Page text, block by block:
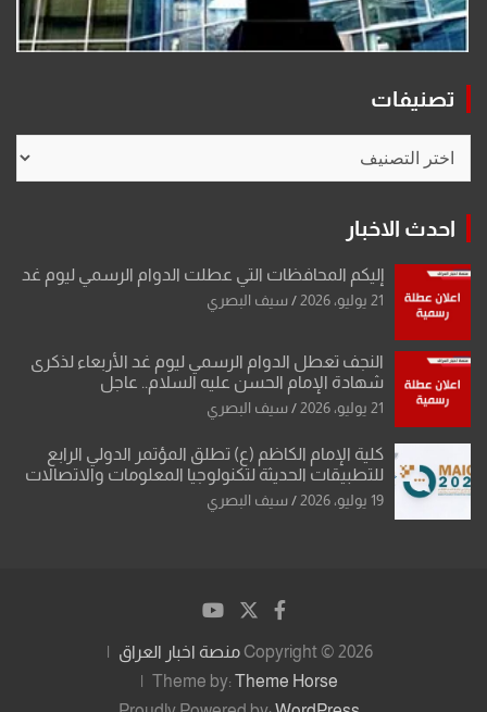
تصنيفات
احدث الاخبار
إليكم المحافظات التي عطلت الدوام الرسمي ليوم غد
21 يوليو، 2026 سيف البصري
النجف تعطل الدوام الرسمي ليوم غد الأربعاء لذكرى
شهادة الإمام الحسن عليه السلام.. عاجل
21 يوليو، 2026 سيف البصري
كلية الإمام الكاظم (ع) تطلق المؤتمر الدولي الرابع
للتطبيقات الحديثة لتكنولوجيا المعلومات والاتصالات
19 يوليو، 2026 سيف البصري
Copyright © 2026 منصة اخبار العراق
Theme by: Theme Horse